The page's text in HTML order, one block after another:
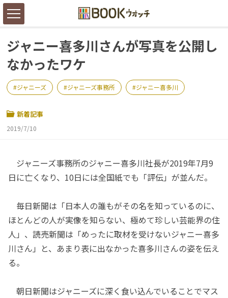
ジャニー喜多川さんが写真を公開し
なかったワケ
ジャニーズ ジャニーズ事務所 ジャニー喜多川
新着記事
2019/7/10
ジャニーズ事務所のジャニー喜多川社長が2019年7月9
日に亡くなり、10日には全国紙でも「評伝」が並んだ。
毎日新聞は「日本人の誰もがその名を知っているのに、
ほとんどの人が実像を知らない、極めて珍しい芸能界の住
人」、読売新聞は「めったに取材を受けないジャニー喜多
川さん」と、あまり表に出なかった喜多川さんの姿を伝え
る。
朝日新聞はジャニーズに深く食い込んでいることでマス